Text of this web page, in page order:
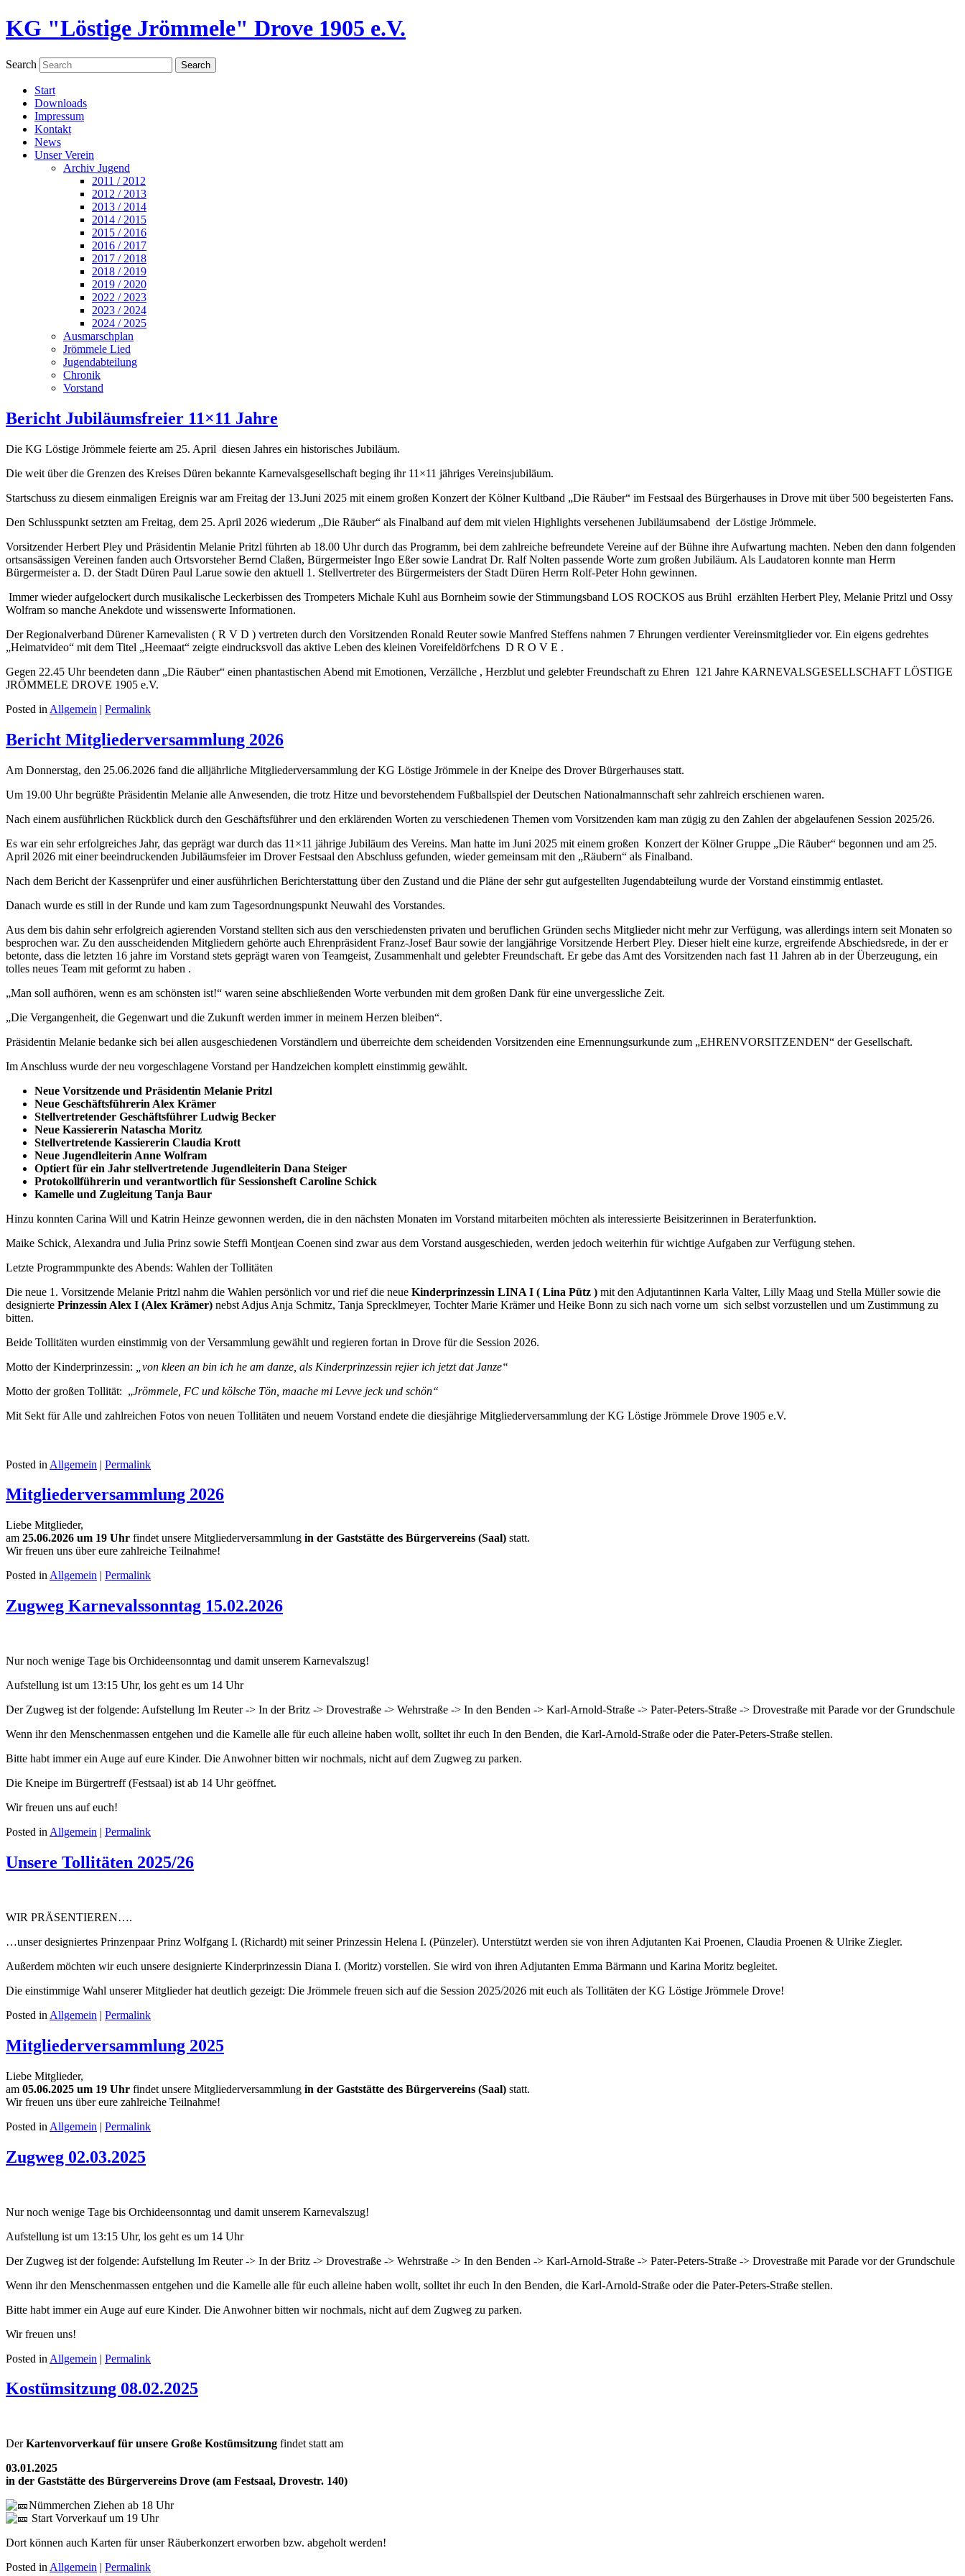
KG "Löstige Jrömmele" Drove 1905 e.V.
Search
Start
Downloads
Impressum
Kontakt
News
Unser Verein
Archiv Jugend
2011 / 2012
2012 / 2013
2013 / 2014
2014 / 2015
2015 / 2016
2016 / 2017
2017 / 2018
2018 / 2019
2019 / 2020
2022 / 2023
2023 / 2024
2024 / 2025
Ausmarschplan
Jrömmele Lied
Jugendabteilung
Chronik
Vorstand
Bericht Jubiläumsfreier 11×11 Jahre
Die KG Löstige Jrömmele feierte am 25. April diesen Jahres ein historisches Jubiläum.
Die weit über die Grenzen des Kreises Düren bekannte Karnevalsgesellschaft beging ihr 11×11 jähriges Vereinsjubiläum.
Startschuss zu diesem einmaligen Ereignis war am Freitag der 13.Juni 2025 mit einem großen Konzert der Kölner Kultband „Die Räuber“ im Festsaal des Bürgerhauses in Drove mit über 500 begeisterten Fans.
Den Schlusspunkt setzten am Freitag, dem 25. April 2026 wiederum „Die Räuber“ als Finalband auf dem mit vielen Highlights versehenen Jubiläumsabend der Löstige Jrömmele.
Vorsitzender Herbert Pley und Präsidentin Melanie Pritzl führten ab 18.00 Uhr durch das Programm, bei dem zahlreiche befreundete Vereine auf der Bühne ihre Aufwartung machten. Neben den dann folgenden
ortsansässigen Vereinen fanden auch Ortsvorsteher Bernd Claßen, Bürgermeister Ingo Eßer sowie Landrat Dr. Ralf Nolten passende Worte zum großen Jubiläum. Als Laudatoren konnte man Herrn
Bürgermeister a. D. der Stadt Düren Paul Larue sowie den aktuell 1. Stellvertreter des Bürgermeisters der Stadt Düren Herrn Rolf-Peter Hohn gewinnen.
Immer wieder aufgelockert durch musikalische Leckerbissen des Trompeters Michale Kuhl aus Bornheim sowie der Stimmungsband LOS ROCKOS aus Brühl erzählten Herbert Pley, Melanie Pritzl und Ossy
Wolfram so manche Anekdote und wissenswerte Informationen.
Der Regionalverband Dürener Karnevalisten ( R V D ) vertreten durch den Vorsitzenden Ronald Reuter sowie Manfred Steffens nahmen 7 Ehrungen verdienter Vereinsmitglieder vor. Ein eigens gedrehtes
„Heimatvideo“ mit dem Titel „Heemaat“ zeigte eindrucksvoll das aktive Leben des kleinen Voreifeldörfchens D R O V E .
Gegen 22.45 Uhr beendeten dann „Die Räuber“ einen phantastischen Abend mit Emotionen, Verzällche , Herzblut und gelebter Freundschaft zu Ehren 121 Jahre KARNEVALSGESELLSCHAFT LÖSTIGE
JRÖMMELE DROVE 1905 e.V.
Posted in Allgemein | Permalink
Bericht Mitgliederversammlung 2026
Am Donnerstag, den 25.06.2026 fand die alljährliche Mitgliederversammlung der KG Löstige Jrömmele in der Kneipe des Drover Bürgerhauses statt.
Um 19.00 Uhr begrüßte Präsidentin Melanie alle Anwesenden, die trotz Hitze und bevorstehendem Fußballspiel der Deutschen Nationalmannschaft sehr zahlreich erschienen waren.
Nach einem ausführlichen Rückblick durch den Geschäftsführer und den erklärenden Worten zu verschiedenen Themen vom Vorsitzenden kam man zügig zu den Zahlen der abgelaufenen Session 2025/26.
Es war ein sehr erfolgreiches Jahr, das geprägt war durch das 11×11 jährige Jubiläum des Vereins. Man hatte im Juni 2025 mit einem großen Konzert der Kölner Gruppe „Die Räuber“ begonnen und am 25.
April 2026 mit einer beeindruckenden Jubiläumsfeier im Drover Festsaal den Abschluss gefunden, wieder gemeinsam mit den „Räubern“ als Finalband.
Nach dem Bericht der Kassenprüfer und einer ausführlichen Berichterstattung über den Zustand und die Pläne der sehr gut aufgestellten Jugendabteilung wurde der Vorstand einstimmig entlastet.
Danach wurde es still in der Runde und kam zum Tagesordnungspunkt Neuwahl des Vorstandes.
Aus dem bis dahin sehr erfolgreich agierenden Vorstand stellten sich aus den verschiedensten privaten und beruflichen Gründen sechs Mitglieder nicht mehr zur Verfügung, was allerdings intern seit Monaten so
besprochen war. Zu den ausscheidenden Mitgliedern gehörte auch Ehrenpräsident Franz-Josef Baur sowie der langjährige Vorsitzende Herbert Pley. Dieser hielt eine kurze, ergreifende Abschiedsrede, in der er
betonte, dass die letzten 16 jahre im Vorstand stets geprägt waren von Teamgeist, Zusammenhalt und gelebter Freundschaft. Er gebe das Amt des Vorsitzenden nach fast 11 Jahren ab in der Überzeugung, ein
tolles neues Team mit geformt zu haben .
„Man soll aufhören, wenn es am schönsten ist!“ waren seine abschließenden Worte verbunden mit dem großen Dank für eine unvergessliche Zeit.
„Die Vergangenheit, die Gegenwart und die Zukunft werden immer in meinem Herzen bleiben“.
Präsidentin Melanie bedanke sich bei allen ausgeschiedenen Vorständlern und überreichte dem scheidenden Vorsitzenden eine Ernennungsurkunde zum „EHRENVORSITZENDEN“ der Gesellschaft.
Im Anschluss wurde der neu vorgeschlagene Vorstand per Handzeichen komplett einstimmig gewählt.
Neue Vorsitzende und Präsidentin Melanie Pritzl
Neue Geschäftsführerin Alex Krämer
Stellvertretender Geschäftsführer Ludwig Becker
Neue Kassiererin Natascha Moritz
Stellvertretende Kassiererin Claudia Krott
Neue Jugendleiterin Anne Wolfram
Optiert für ein Jahr stellvertretende Jugendleiterin Dana Steiger
Protokollführerin und verantwortlich für Sessionsheft Caroline Schick
Kamelle und Zugleitung Tanja Baur
Hinzu konnten Carina Will und Katrin Heinze gewonnen werden, die in den nächsten Monaten im Vorstand mitarbeiten möchten als interessierte Beisitzerinnen in Beraterfunktion.
Maike Schick, Alexandra und Julia Prinz sowie Steffi Montjean Coenen sind zwar aus dem Vorstand ausgeschieden, werden jedoch weiterhin für wichtige Aufgaben zur Verfügung stehen.
Letzte Programmpunkte des Abends: Wahlen der Tollitäten
Die neue 1. Vorsitzende Melanie Pritzl nahm die Wahlen persönlich vor und rief die neue Kinderprinzessin LINA I ( Lina Pütz ) mit den Adjutantinnen Karla Valter, Lilly Maag und Stella Müller sowie die
designierte Prinzessin Alex I (Alex Krämer) nebst Adjus Anja Schmitz, Tanja Sprecklmeyer, Tochter Marie Krämer und Heike Bonn zu sich nach vorne um sich selbst vorzustellen und um Zustimmung zu
bitten.
Beide Tollitäten wurden einstimmig von der Versammlung gewählt und regieren fortan in Drove für die Session 2026.
Motto der Kinderprinzessin:
„von kleen an bin ich he am danze, als Kinderprinzessin rejier ich jetzt dat Janze“
Motto der großen Tollität: „Jrömmele, FC und kölsche Tön, maache mi Levve jeck und schön“
Mit Sekt für Alle und zahlreichen Fotos von neuen Tollitäten und neuem Vorstand endete die diesjährige Mitgliederversammlung der KG Löstige Jrömmele Drove 1905 e.V.
Posted in Allgemein | Permalink
Mitgliederversammlung 2026
Liebe Mitglieder,
am 25.06.2026 um 19 Uhr findet unsere Mitgliederversammlung in der Gaststätte des Bürgervereins (Saal) statt.
Wir freuen uns über eure zahlreiche Teilnahme!
Posted in Allgemein | Permalink
Zugweg Karnevalssonntag 15.02.2026
Nur noch wenige Tage bis Orchideensonntag und damit unserem Karnevalszug!
Aufstellung ist um 13:15 Uhr, los geht es um 14 Uhr
Der Zugweg ist der folgende: Aufstellung Im Reuter -> In der Britz -> Drovestraße -> Wehrstraße -> In den Benden -> Karl-Arnold-Straße -> Pater-Peters-Straße -> Drovestraße mit Parade vor der Grundschule
Wenn ihr den Menschenmassen entgehen und die Kamelle alle für euch alleine haben wollt, solltet ihr euch In den Benden, die Karl-Arnold-Straße oder die Pater-Peters-Straße stellen.
Bitte habt immer ein Auge auf eure Kinder. Die Anwohner bitten wir nochmals, nicht auf dem Zugweg zu parken.
Die Kneipe im Bürgertreff (Festsaal) ist ab 14 Uhr geöffnet.
Wir freuen uns auf euch!
Posted in Allgemein | Permalink
Unsere Tollitäten 2025/26
WIR PRÄSENTIEREN….
…unser designiertes Prinzenpaar Prinz Wolfgang I. (Richardt) mit seiner Prinzessin Helena I. (Pünzeler). Unterstützt werden sie von ihren Adjutanten Kai Proenen, Claudia Proenen & Ulrike Ziegler.
Außerdem möchten wir euch unsere designierte Kinderprinzessin Diana I. (Moritz) vorstellen. Sie wird von ihren Adjutanten Emma Bärmann und Karina Moritz begleitet.
Die einstimmige Wahl unserer Mitglieder hat deutlich gezeigt: Die Jrömmele freuen sich auf die Session 2025/2026 mit euch als Tollitäten der KG Löstige Jrömmele Drove!
Posted in Allgemein | Permalink
Mitgliederversammlung 2025
Liebe Mitglieder,
am 05.06.2025 um 19 Uhr findet unsere Mitgliederversammlung in der Gaststätte des Bürgervereins (Saal) statt.
Wir freuen uns über eure zahlreiche Teilnahme!
Posted in Allgemein | Permalink
Zugweg 02.03.2025
Nur noch wenige Tage bis Orchideensonntag und damit unserem Karnevalszug!
Aufstellung ist um 13:15 Uhr, los geht es um 14 Uhr
Der Zugweg ist der folgende: Aufstellung Im Reuter -> In der Britz -> Drovestraße -> Wehrstraße -> In den Benden -> Karl-Arnold-Straße -> Pater-Peters-Straße -> Drovestraße mit Parade vor der Grundschule
Wenn ihr den Menschenmassen entgehen und die Kamelle alle für euch alleine haben wollt, solltet ihr euch In den Benden, die Karl-Arnold-Straße oder die Pater-Peters-Straße stellen.
Bitte habt immer ein Auge auf eure Kinder. Die Anwohner bitten wir nochmals, nicht auf dem Zugweg zu parken.
Wir freuen uns!
Posted in Allgemein | Permalink
Kostümsitzung 08.02.2025
DerKartenvorverkauf für unsere Große Kostümsitzung findet statt am
03.01.2025
in der Gaststätte des Bürgervereins Drove (am Festsaal, Drovestr. 140)
Nümmerchen Ziehen ab 18 Uhr
Start Vorverkauf um 19 Uhr
Dort können auch Karten für unser Räuberkonzert erworben bzw. abgeholt werden!
Posted in Allgemein | Permalink